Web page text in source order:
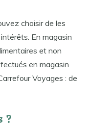
choisir de les
En magasin
et non
en magasin
Voyages : de
?